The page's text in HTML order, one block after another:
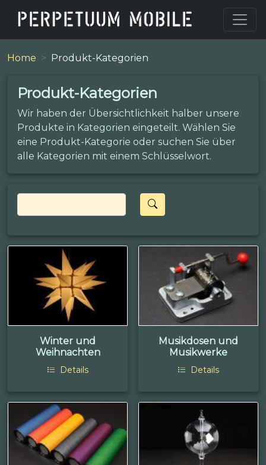
Home Produkt-Kategorien
Produkt-Kategorien
Wir haben der Übersichtlichkeit halber unsere
Produkte in Kategorien eingeteilt. Wählen Sie
eine Produkt-Kategorie oder suchen Sie über
alle Kategorien mit einem Schlüsselwort.
Winter und
Weihnachten
Details
Musikdosen und
Musikwerke
Details